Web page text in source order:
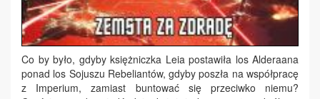
Co by było, gdyby księżniczka Leia postawiła los Alderaana
ponad los Sojuszu Rebeliantów, gdyby poszła na współpracę
z Imperium, zamiast buntować się przeciwko niemu?